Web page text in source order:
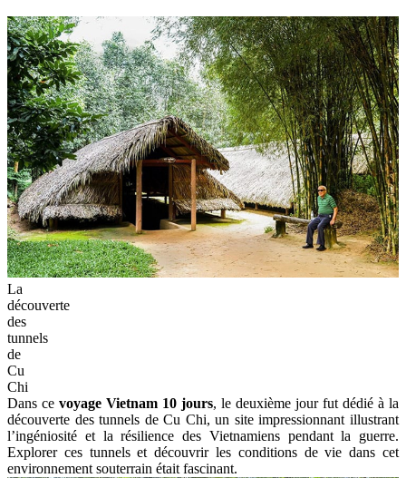
La
découverte
des
tunnels
de
Cu
Chi
Dans ce voyage Vietnam 10 jours, le deuxième jour fut dédié à la
découverte des tunnels de Cu Chi, un site impressionnant illustrant
l’ingéniosité et la résilience des Vietnamiens pendant la guerre.
Explorer ces tunnels et découvrir les conditions de vie dans cet
environnement souterrain était fascinant.